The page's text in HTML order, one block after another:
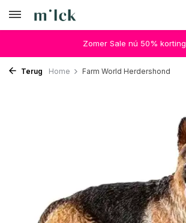
Zomer Sale nú 50% korting
Terug Home Farm World Herdershond